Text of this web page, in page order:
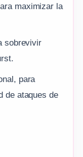
maximizar la
sobrevivir
para
de ataques de